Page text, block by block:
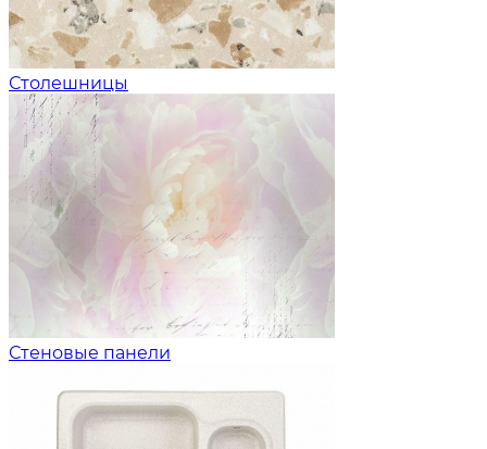
Столешницы
Стеновые панели